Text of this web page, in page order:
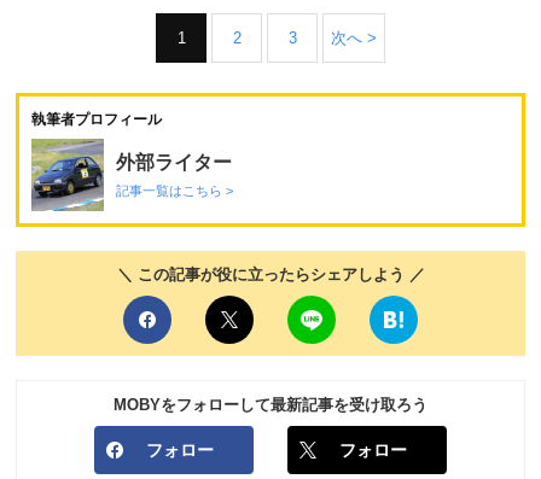
1 2 3 次へ >
執筆者プロフィール
外部ライター
記事一覧はこちら >
＼ この記事が役に立ったらシェアしよう ／
MOBYをフォローして最新記事を受け取ろう
フォロー フォロー